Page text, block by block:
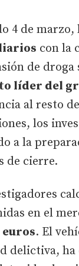
4 de
con la
de droga
líder del
al resto
los
a la
de cierre.
en el
euros. El
delictiva, ha